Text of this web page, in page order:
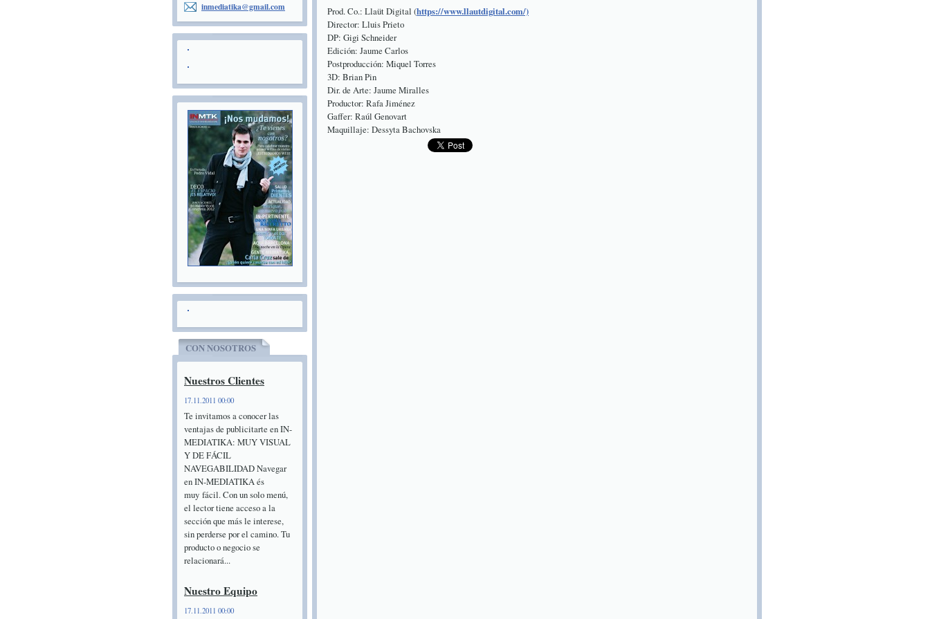
Prod. Co.: Llaüt Digital (https://www.llautdigital.com/)
Director: Lluis Prieto
DP: Gigi Schneider
Edición: Jaume Carlos
Postproducción: Miquel Torres
3D: Brian Pin
Dir. de Arte: Jaume Miralles
Productor: Rafa Jiménez
Gaffer: Raúl Genovart
Maquillaje: Dessyta Bachovska
inmediatika@gmail.com
CON NOSOTROS
Nuestros Clientes
17.11.2011 00:00
Te invitamos a conocer las
ventajas de publicitarte en IN-
MEDIATIKA: MUY VISUAL
Y DE FÁCIL
NAVEGABILIDAD Navegar
en IN-MEDIATIKA és
muy fácil. Con un solo menú,
el lector tiene acceso a la
sección que más le interese,
sin perderse por el camino. Tu
producto o negocio se
relacionará...
Nuestro Equipo
17.11.2011 00:00